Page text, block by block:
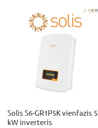
Solis S6-GR1P5K vienfazis 5
kW inverteris